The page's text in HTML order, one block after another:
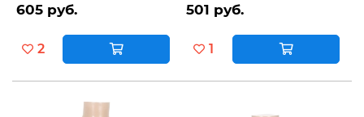
605 руб.
2
501 руб.
1